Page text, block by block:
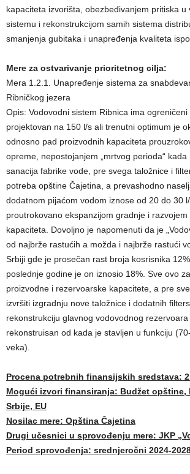
kapaciteta izvorišta, obezbeđivanjem pritiska u
sistemu i rekonstrukcijom samih sistema
smanjenja gubitaka i unapređenja kvaliteta
Mere za ostvarivanje prioritetnog cilja:
Mera 1.2.1. Unapređenje sistema za
Ribničkog jezera
Opis: Vodovodni sistem Ribnica ima
projektovan na 150 l/s ali trenutni optimum je
odnosno pad proizvodnih kapaciteta
opreme, nepostojanjem „mrtvog perioda“
sanacija fabrike vode, pre svega taložnice i
potreba opštine Čajetina, a prevashodno
dodatnom pijaćom vodom iznose od 20 do 30
proutrokovano ekspanzijom gradnje i
kapaciteta. Dovoljno je napomenuti da je
od najbrže rastućih a možda i najbrže rastući
Srbiji gde je prosečan rast broja kosrisnika
poslednje godine je on iznosio 18%. Sve ovo
proizvodne i rezervoarske kapacitete, a pre
izvršiti izgradnju nove taložnice i dodatnih
rekonstrukciju glavnog vodovodnog
rekonstruisan od kada je stavljen u funkciju
veka).
Procena potrebnih finansijskih sredstava:
Mogući izvori finansiranja: Budžet opštine,
Srbije, EU
Nosilac mere: Opština Čajetina
Drugi učesnici u sprovođenju mere: JKP
Period sprovođenja: srednjeročni 2024-